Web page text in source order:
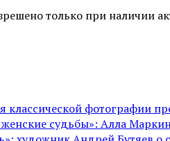
только при наличии
классической фотографии
судьбы»: Алла